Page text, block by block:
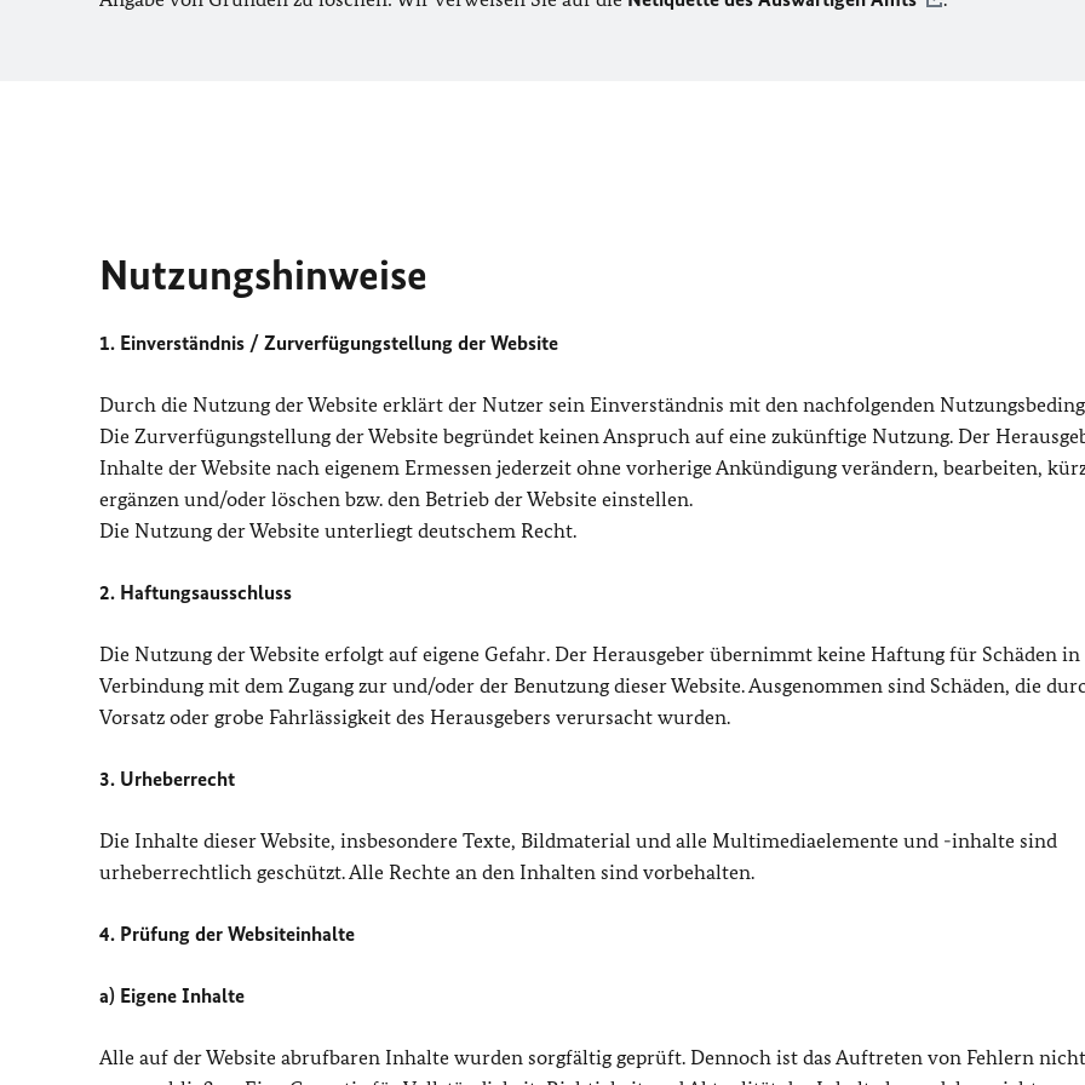
Nutzungshinweise
1. Einverständnis / Zurverfügungstellung der Website
Durch die Nutzung der Website erklärt der Nutzer sein Einverständnis mit den nachfolgenden
Die Zurverfügungstellung der Website begründet keinen Anspruch auf eine zukünftige Nutzung. Der
Inhalte der Website nach eigenem Ermessen jederzeit ohne vorherige Ankündigung verändern, bearbeiten,
ergänzen und/oder löschen bzw. den Betrieb der Website einstellen.
Die Nutzung der Website unterliegt deutschem Recht.
2. Haftungsausschluss
Die Nutzung der Website erfolgt auf eigene Gefahr. Der Herausgeber übernimmt keine Haftung für Schäden in
Verbindung mit dem Zugang zur und/oder der Benutzung dieser Website. Ausgenommen sind Schäden, die
Vorsatz oder grobe Fahrlässigkeit des Herausgebers verursacht wurden.
3. Urheberrecht
Die Inhalte dieser Website, insbesondere Texte, Bildmaterial und alle Multimediaelemente und -inhalte sind
urheberrechtlich geschützt. Alle Rechte an den Inhalten sind vorbehalten.
4. Prüfung der Websiteinhalte
a) Eigene Inhalte
Alle auf der Website abrufbaren Inhalte wurden sorgfältig geprüft. Dennoch ist das Auftreten von Fehlern